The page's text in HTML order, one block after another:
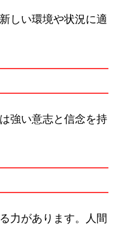
しい環境や状況に適
強い意志と信念を持
力があります。人間